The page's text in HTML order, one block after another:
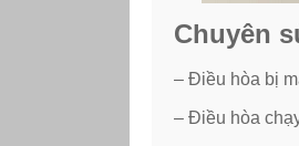
Chuyên
– Điều hòa bị
– Điều hòa